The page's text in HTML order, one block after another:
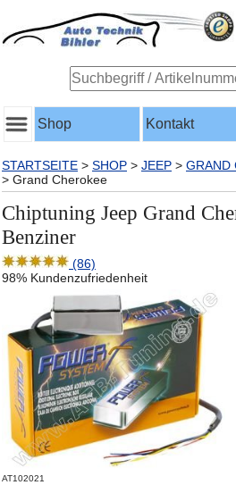
Shop Kontakt
STARTSEITE > SHOP > JEEP > GRAND
> Grand Cherokee
Chiptuning Jeep Grand
Benziner
(86)
98% Kundenzufriedenheit
AT102021